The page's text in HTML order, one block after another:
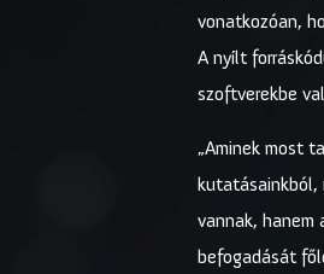
vonatkozóan,
A nyílt
szoftverekbe
„Aminek most
kutatásainkból,
vannak,
befogadását